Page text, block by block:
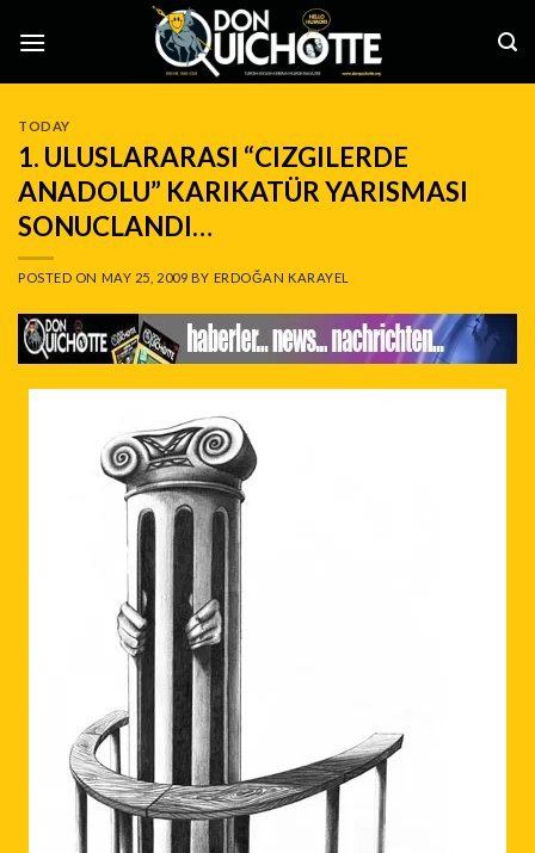
TODAY
1. ULUSLARARASI “CIZGILERDE
ANADOLU” KARIKATÜR YARISMASI
SONUCLANDI…
POSTED ON MAY 25, 2009 BY ERDOĞAN KARAYEL